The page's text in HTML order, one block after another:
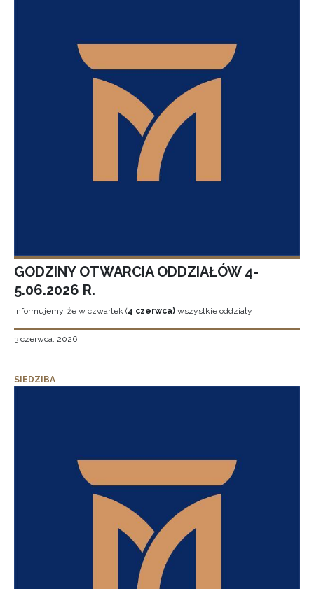
GODZINY OTWARCIA ODDZIAŁÓW 4-
5.06.2026 R.
Informujemy, że w czwartek (4 czerwca) wszystkie oddziały
3 czerwca, 2026
SIEDZIBA